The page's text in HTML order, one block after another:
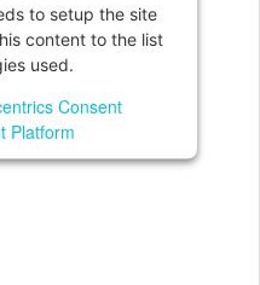
to setup the site
content to the list
used.
Consent
Platform